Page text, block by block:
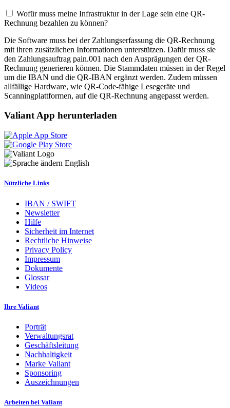
Wofür muss meine Infrastruktur in der Lage sein eine QR-
Rechnung bezahlen zu können?
Die Software muss bei der Zahlungserfassung die QR-Rechnung
mit ihren zusätzlichen Informationen unterstützen. Dafür muss sie
den Zahlungsauftrag pain.001 nach den Ausprägungen der QR-
Rechnung generieren können. Die Stammdaten müssen in der Regel
um die IBAN und die QR-IBAN ergänzt werden. Zudem müssen
allfällige Hardware, wie QR-Code-fähige Lesegeräte und
Scanningplattformen, auf die QR-Rechnung angepasst werden.
Valiant App herunterladen
English
Nützliche Links
IBAN / SWIFT
Newsletter
Hilfe
Sicherheit im Internet
Rechtliche Hinweise
Privacy Policy
Impressum
Dokumente
Glossar
Videos
Ihre Valiant
Porträt
Verwaltungsrat
Geschäftsleitung
Nachhaltigkeit
Marke Valiant
Sponsoring
Auszeichnungen
Arbeiten bei Valiant